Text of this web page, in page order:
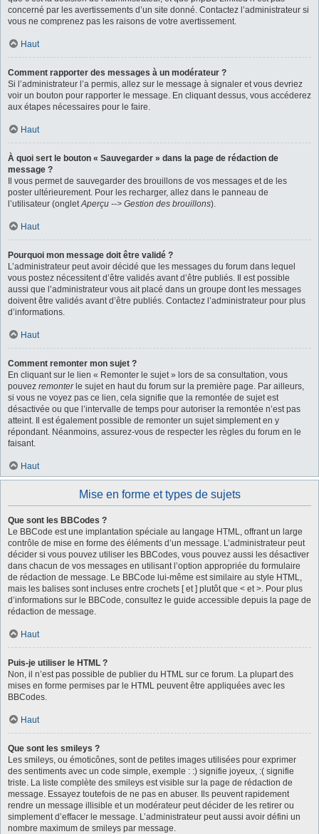
concerné par les avertissements d’un site donné. Contactez l’administrateur si
vous ne comprenez pas les raisons de votre avertissement.
Haut
Comment rapporter des messages à un modérateur ?
Si l’administrateur l’a permis, allez sur le message à signaler et vous devriez
voir un bouton pour rapporter le message. En cliquant dessus, vous accéderez
aux étapes nécessaires pour le faire.
Haut
À quoi sert le bouton « Sauvegarder » dans la page de rédaction de
message ?
Il vous permet de sauvegarder des brouillons de vos messages et de les
poster ultérieurement. Pour les recharger, allez dans le panneau de
l’utilisateur (ongletAperçu --> Gestion des brouillons).
Haut
Pourquoi mon message doit être validé ?
L’administrateur peut avoir décidé que les messages du forum dans lequel
vous postez nécessitent d’être validés avant d’être publiés. Il est possible
aussi que l’administrateur vous ait placé dans un groupe dont les messages
doivent être validés avant d’être publiés. Contactez l’administrateur pour plus
d’informations.
Haut
Comment remonter mon sujet ?
En cliquant sur le lien « Remonter le sujet » lors de sa consultation, vous
pouvez remonterle sujet en haut du forum sur la première page. Par ailleurs,
si vous ne voyez pas ce lien, cela signifie que la remontée de sujet est
désactivée ou que l’intervalle de temps pour autoriser la remontée n’est pas
atteint. Il est également possible de remonter un sujet simplement en y
répondant. Néanmoins, assurez-vous de respecter les règles du forum en le
faisant.
Haut
Mise en forme et types de sujets
Que sont les BBCodes ?
Le BBCode est une implantation spéciale au langage HTML, offrant un large
contrôle de mise en forme des éléments d’un message. L’administrateur peut
décider si vous pouvez utiliser les BBCodes, vous pouvez aussi les désactiver
dans chacun de vos messages en utilisant l’option appropriée du formulaire
de rédaction de message. Le BBCode lui-même est similaire au style HTML,
mais les balises sont incluses entre crochets [ et ] plutôt que < et >. Pour plus
d’informations sur le BBCode, consultez le guide accessible depuis la page de
rédaction de message.
Haut
Puis-je utiliser le HTML ?
Non, il n’est pas possible de publier du HTML sur ce forum. La plupart des
mises en forme permises par le HTML peuvent être appliquées avec les
BBCodes.
Haut
Que sont les smileys ?
Les smileys, ou émoticônes, sont de petites images utilisées pour exprimer
des sentiments avec un code simple, exemple : :) signifie joyeux, :( signifie
triste. La liste complète des smileys est visible sur la page de rédaction de
message. Essayez toutefois de ne pas en abuser. Ils peuvent rapidement
rendre un message illisible et un modérateur peut décider de les retirer ou
simplement d’effacer le message. L’administrateur peut aussi avoir défini un
nombre maximum de smileys par message.